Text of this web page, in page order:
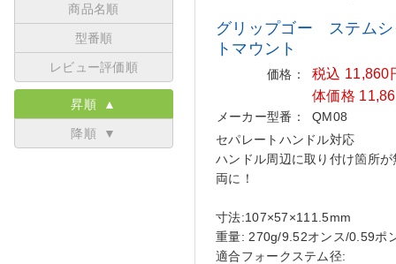
グリップゴー ステムシ
トマウ ント
価格：
税込 11,860
体価格
メーカー型番：
QM08
セパレートハンドル対応
ハンドル周辺に取り付け箇所が
両に！
寸法:107×57×111.5mm
重量: 270g/9.52オンス/0.59ポ
適合フォークステム径:
商品名順
型番順
レビュー評価順
昇順 ▲
降順 ▼